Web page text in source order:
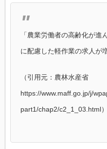
「農業労働者の高齢化が進
に配慮した軽作業の求人が
（引用元：農林水産省
https://www.maff.go.jp/j/
part1/chap2/c2_1_03.html）